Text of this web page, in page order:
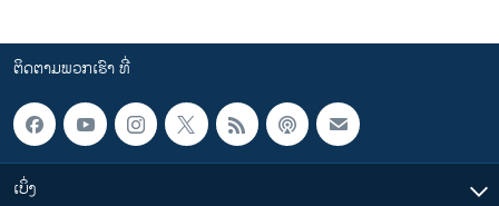
ຕິດຕາມພວກເຮົາ ທີ່
ເບິ່ງ